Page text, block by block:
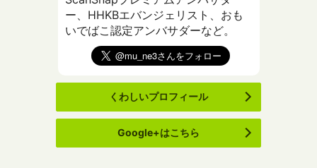
ー、HHKBエバンジェリスト、おも
いでばこ認定アンバサダーなど。
くわしいプロフィール
Google+はこちら